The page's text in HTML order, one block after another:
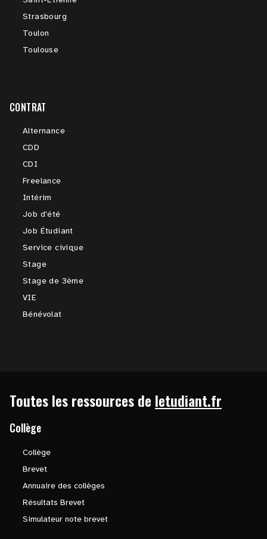
Strasbourg
Toulon
Toulouse
CONTRAT
Alternance
CDD
CDI
Freelance
Intérim
Job d'été
Job Étudiant
Service civique
Stage
Stage de 3ème
VIE
Bénévolat
Toutes les ressources de letudiant.fr
Collège
Collège
Brevet
Annuaire des collèges
Résultats Brevet
Simulateur note brevet